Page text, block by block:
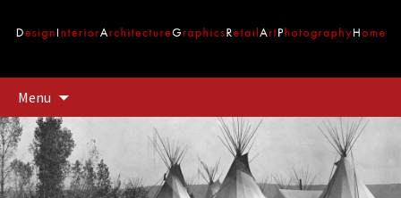
Menu
obsahu
webu